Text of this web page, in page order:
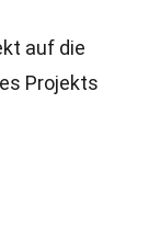
auf die
Projekts